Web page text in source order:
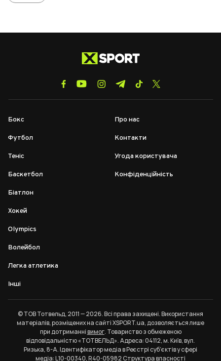
Бокс
Футбол
Теніс
Баскетбол
Біатлон
Хокей
Olympics
Волейбол
Легка атлетика
Інші
Про нас
Контакти
Угода користувача
Конфіденційність
© ТОВ Тотвельд, 2011 — 2026. Всі права захищені. Використання
матеріалів, розміщених на сайті XSPORT.ua, дозволяється лише
при дотриманнівимог. Товариство з обмеженою
відповідальністю «ТОТВЕЛЬД». Адреса: 04112, м. Київ, вул.
Ризька, 8-А. Ідентифікатор медіа в Реєстрі суб’єктів у сфері
медіа: L10-00340, R40-05982Структура власності